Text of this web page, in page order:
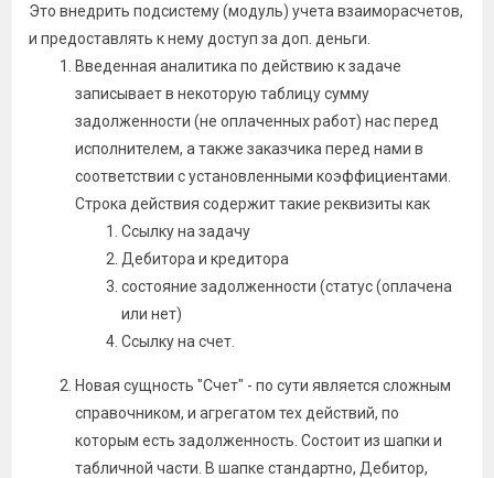
Это внедрить подсистему (модуль) учета взаиморасчетов,
и предоставлять к нему доступ за доп. деньги.
Введенная аналитика по действию к задаче
записывает в некоторую таблицу сумму
задолженности (не оплаченных работ) нас перед
исполнителем, а также заказчика перед нами в
соответствии с установленными коэффициентами.
Строка действия содержит такие реквизиты как
Ссылку на задачу
Дебитора и кредитора
состояние задолженности (статус (оплачена
или нет)
Ссылку на счет.
Новая сущность "Счет" - по сути является сложным
справочником, и агрегатом тех действий, по
которым есть задолженность. Состоит из шапки и
табличной части. В шапке стандартно, Дебитор,